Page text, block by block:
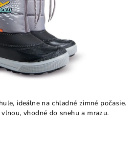
ideálne na chladné zimné počasie.
vhodné do snehu a mrazu.